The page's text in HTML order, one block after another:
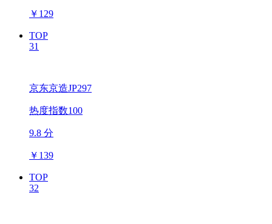
￥ 129
TOP
31
京东京造JP297
热度指数100
9.8 分
￥ 139
TOP
32